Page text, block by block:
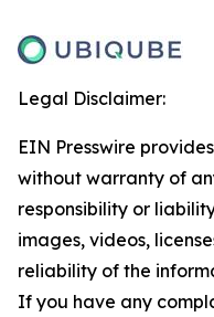
Legal Disclaimer:
EIN Presswire
without warranty of
responsibility or
images, videos,
reliability of the
If you have any